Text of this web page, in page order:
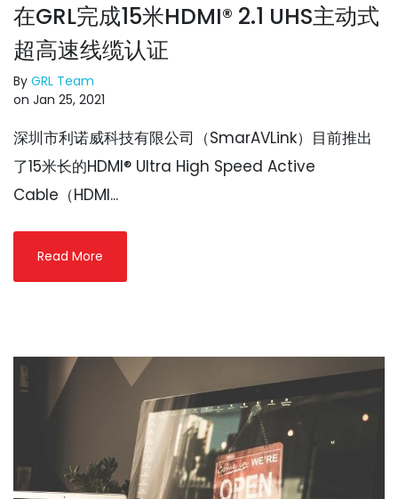
在GRL完成15米HDMI® 2.1 UHS主动式
超高速线缆认证
By GRL Team
on Jan 25, 2021
深圳市利诺威科技有限公司（SmarAVLink）目前推出
了15米长的HDMI® Ultra High Speed Active
Cable（HDMI...
Read More